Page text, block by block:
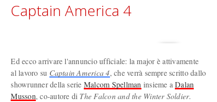
Captain America 4
Ed ecco arrivare l'annuncio ufficiale: la major è attivamente
al lavoro su Captain America 4, che verrà sempre scritto dallo
showrunner della serie Malcom Spellman insieme aDalan
Musson, co-autore di The Falcon and the Winter Soldier.